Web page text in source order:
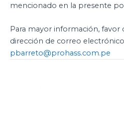
mencionado en la presente
Para mayor información, favor
dirección de correo
pbarreto@prohass.com.pe